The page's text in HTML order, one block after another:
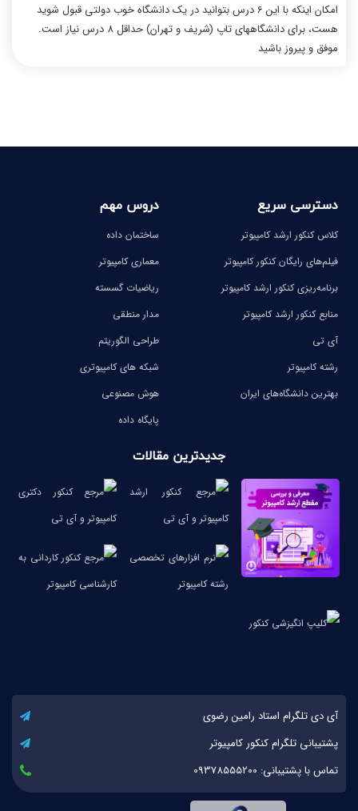
امکان اینکه با این 6 درس بتوانید در یک دانشگاه خوب دولتی قبول شوید
هست، برای دانشگاههای تاپ (شریف و تهران) حداقل 8 درس نیاز است.
موفق و پیروز باشید
دسترسی سریع
کلاس کنکور ارشد کامپیوتر
فیلم‌های رایگان کنکور کامپیوتر
برنامه‌ریزی کنکور ارشد کامپیوتر
منابع کنکور ارشد کامپیوتر
آی تی
رشته کامپیوتر
بهترین دانشگاه‌های ایران
دروس مهم
ساختمان داده
معماری کامپیوتر
ریاضیات گسسته
مدار منطقی
طراحی الگوریتم
شبکه های کامپیوتری
هوش مصنوعی
پایگاه داده
جدیدترین مقالات
آی دی تلگرام استاد رامین رضوی
پشتیبانی تلگرام کنکور کامپیوتر
تماس با پشتیبانی: 09378555200